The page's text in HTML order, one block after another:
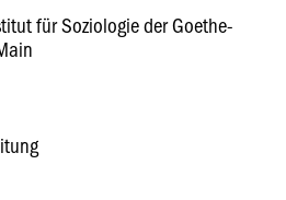
für Soziologie der Goethe-